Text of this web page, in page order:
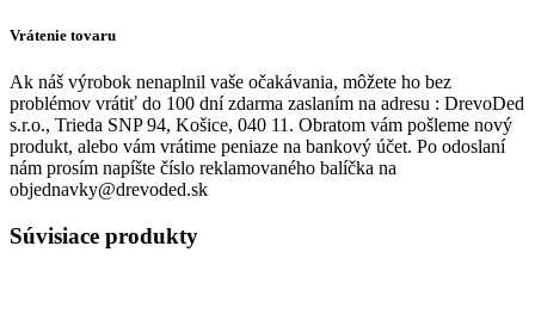
Vrátenie tovaru
Ak náš výrobok nenaplnil vaše očakávania, môžete ho bez
problémov vrátiť do 100 dní zdarma zaslaním na adresu : DrevoDed
s.r.o., Trieda SNP 94, Košice, 040 11. Obratom vám pošleme nový
produkt, alebo vám vrátime peniaze na bankový účet. Po odoslaní
nám prosím napíšte číslo reklamovaného balíčka na
objednavky@drevoded.sk
Súvisiace produkty